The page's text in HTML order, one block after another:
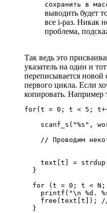
сохранить в
выводить будет
все i-раз. Никак
проблема,
Так ведь это
указатель на один и
переписывается новой
первого цикла. Если
копировать. Например
for(t = 0; t < 5;
scanf_s("%s",
// Проводим
text[t] =
  }
for (t = 0; t < N;
printf("\n %d.
free(text[t]);
  }